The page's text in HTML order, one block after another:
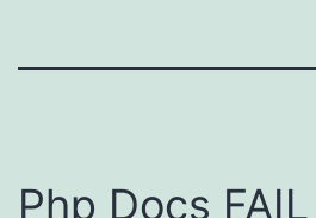
Php Docs FAIL